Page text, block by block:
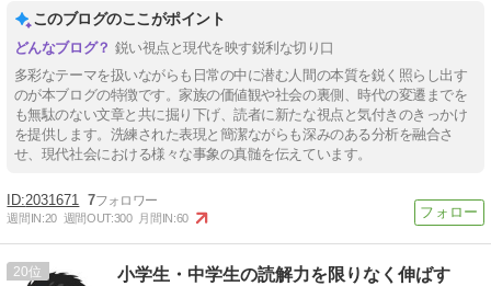
このブログのここがポイント
鋭い視点と現代を映す鋭利な切り口
多彩なテーマを扱いながらも日常の中に潜む人間の本質を鋭く照らし出す
のが本ブログの特徴です。家族の価値観や社会の裏側、時代の変遷までを
も無駄のない文章と共に掘り下げ、読者に新たな視点と気付きのきっかけ
を提供します。洗練された表現と簡潔ながらも深みのある分析を融合さ
せ、現代社会における様々な事象の真髄を伝えています。
2031671 7
週間IN:20 週間OUT:300 月間IN:60
20 小学生・中学生の読解力を限りなく伸ばす